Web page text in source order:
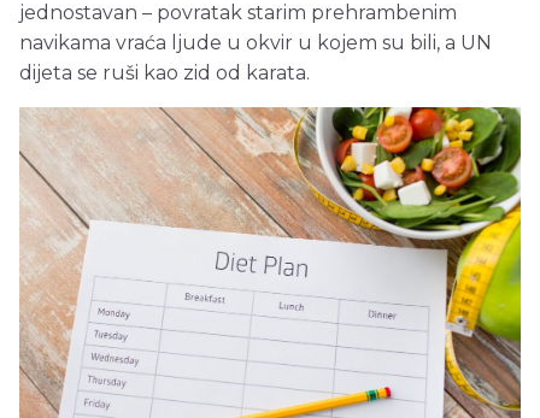
jednostavan – povratak starim prehrambenim
navikama vraća ljude u okvir u kojem su bili, a UN
dijeta se ruši kao zid od karata.